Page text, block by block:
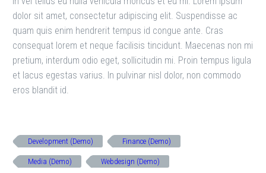
dolor sit amet, consectetur adipiscing elit. Suspendisse ac
quam quis enim hendrerit tempus id congue ante. Cras
consequat lorem et neque facilisis tincidunt. Maecenas non mi
pretium, interdum odio eget, sollicitudin mi. Proin tempus ligula
et lacus egestas varius. In pulvinar nisl dolor, non commodo
eros blandit id.
Development (Demo) Finance (Demo)
Media (Demo) Webdesign (Demo)